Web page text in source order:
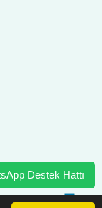
Destek Hattı